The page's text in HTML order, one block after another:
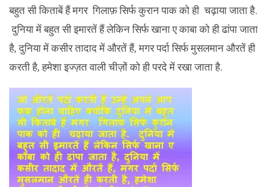
बहुत सी किताबें हैं मगर गिलाफ़ सिर्फ कुरान पाक को ही चढ़ाया जाता है.
दुनिया में बहुत सी इमारतें हैं लेकिन सिर्फ खाना ए काबा को ही ढांपा जाता
है, दुनिया में कसीर तादाद में औरतें हैं, मगर पर्दा सिर्फ मुसलमान औरतें ही
करती है, हमेशा इज्ज़त वाली चीज़ों को ही परदे में रखा जाता है.